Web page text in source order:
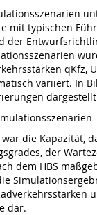
mit typischen
der
qKfz,
variiert. In
die Kapazität,
der
dem HBS
dar.